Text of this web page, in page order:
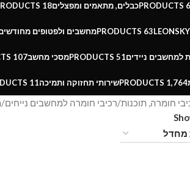
6 PRODUCTS כבלים, מתאמים ומפצלים18 PRODUCTS
63 PRODUCTS מחשבים ולפטופים
למחשבים ניידים51 PRODUCTS מסכי מחשב107 PRODUCTS
1,764 PRODUCTS שירותי תחזוקה ותמיכה11 PRODUCTS
חומרה, תוכנות רכיבי חומרה למחשבים נייחים